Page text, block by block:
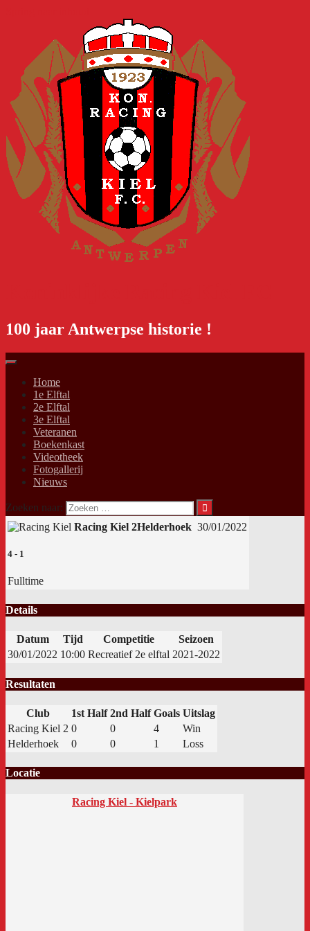
100 jaar Antwerpse historie !
Home
1e Elftal
2e Elftal
3e Elftal
Veteranen
Boekenkast
Videotheek
Fotogallerij
Nieuws
Zoeken naar:
Racing Kiel 2Helderhoek 30/01/2022
4 - 1
Fulltime
Details
Datum Tijd Competitie
Seizoen
30/01/2022 10:00 Recreatief 2e elftal 2021-2022
Resultaten
Club 1st Half 2nd Half Goals Uitslag
Racing Kiel 2 0 0 4
Win
Helderhoek
0 0 1 Loss
Locatie
Racing Kiel - Kielpark